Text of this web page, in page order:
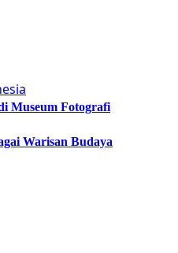
Museum Fotografi
Warisan Budaya